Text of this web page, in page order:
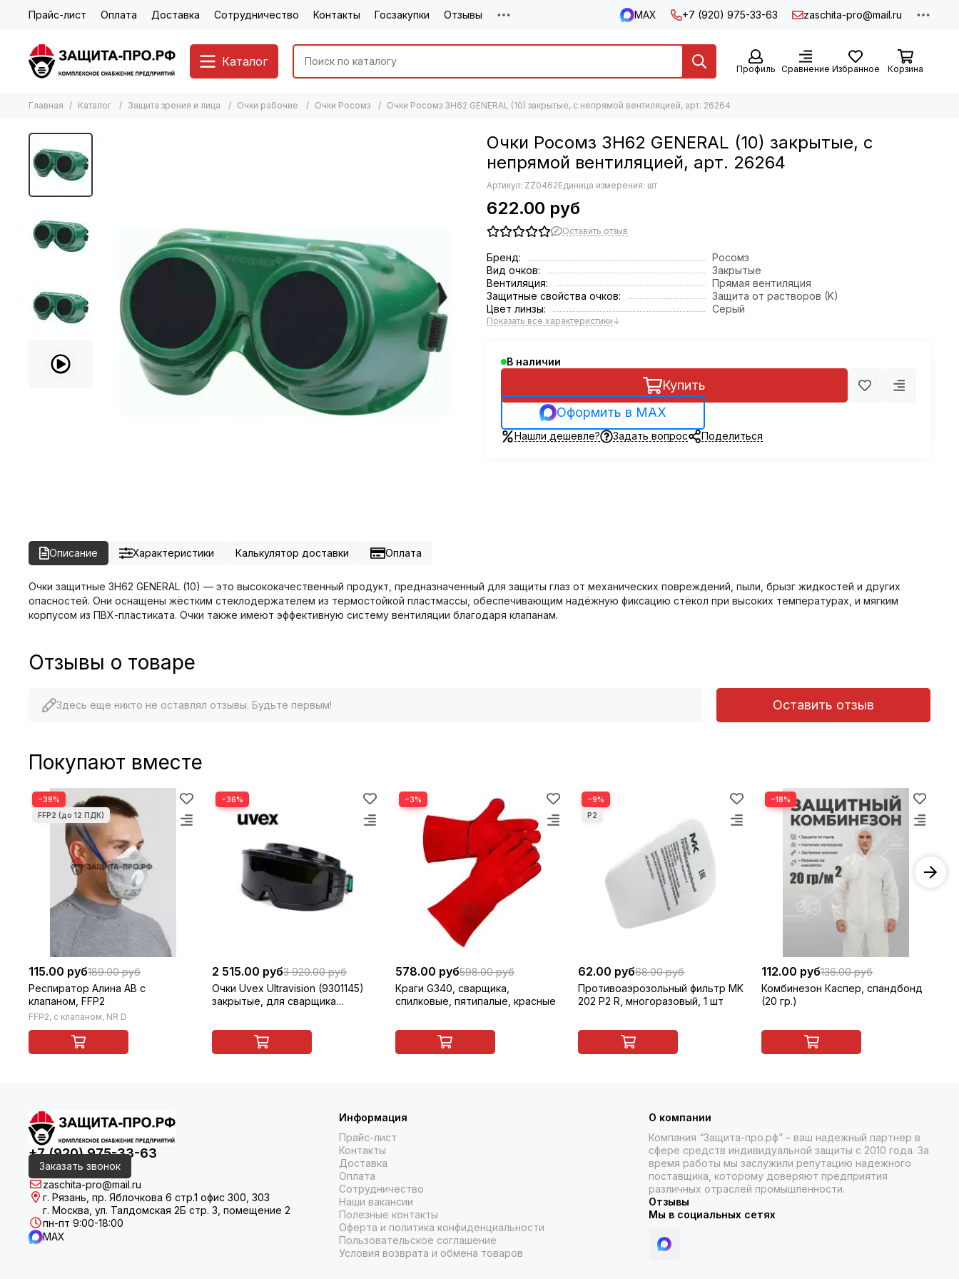
Прайс-лист Оплата Доставка Сотрудничество Контакты Госзакупки Отзывы MAX +7 (920) 975-33-63 zaschita-pro@mail.ru
Каталог
Профиль Сравнение Избранное Корзина
Главная Каталог Защита зрения и лица Очки рабочие Очки Росомз Очки Росомз ЗН62 GENERAL (10) закрытые, с непрямой вентиляцией, арт. 26264
Очки Росомз ЗН62 GENERAL (10) закрытые, с
непрямой вентиляцией, арт. 26264
Артикул: ZZ0462Единица измерения: шт
622.00 руб
Оставить отзыв
Бренд:
Росомз
Вид очков:
Закрытые
Вентиляция:
Прямая вентиляция
Защитные свойства очков:
Защита от растворов (K)
Цвет линзы:
Серый
Показать все характеристики ↓
В наличии
Купить
Оформить в MAX
Нашли дешевле? Задать вопрос Поделиться
Описание Характеристики Калькулятор доставки Оплата
Очки защитные ЗН62 GENERAL (10) — это высококачественный продукт, предназначенный для защиты глаз от механических повреждений, пыли, брызг жидкостей и других
опасностей. Они оснащены жёстким стеклодержателем из термостойкой пластмассы, обеспечивающим надёжную фиксацию стёкол при высоких температурах, и мягким
корпусом из ПВХ-пластиката. Очки также имеют эффективную систему вентиляции благодаря клапанам.
Отзывы о товаре
Здесь еще никто не оставлял отзывы. Будьте первым! Оставить отзыв
Покупают вместе
−39%
115.00 руб189.00 руб
Респиратор Алина АВ с
клапаном, FFP2
FFP2, с клапаном, NR D
−36%
2 515.00 руб3 920.00 руб
Очки Uvex Ultravision (9301145)
закрытые, для сварщика
−3%
578.00 руб598.00 руб
Краги G340, сварщика,
спилковые, пятипалые, красные
−9%
62.00 руб68.00 руб
Противоаэрозольный фильтр MK
202 P2 R, многоразовый, 1 шт
−18%
112.00 руб136.00 руб
Комбинезон Каспер, спандбонд
(20 гр.)
+7 (920) 975-33-63
Заказать звонок
zaschita-pro@mail.ru
г. Рязань, пр. Яблочкова 6 стр.1 офис 300, 303
г. Москва, ул. Талдомская 2Б стр. 3, помещение 2
пн-пт 9:00-18:00
MAX
Информация
Прайс-лист
Контакты
Доставка
Оплата
Сотрудничество
Наши вакансии
Полезные контакты
Оферта и политика конфиденциальности
Пользовательское соглашение
Условия возврата и обмена товаров
О компании
Компания “Защита-про.рф” – ваш надежный партнер в
сфере средств индивидуальной защиты с 2010 года. За
время работы мы заслужили репутацию надежного
поставщика, которому доверяют предприятия
различных отраслей промышленности.
Отзывы
Мы в социальных сетях